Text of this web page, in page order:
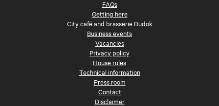
FAQs
Getting here
City café and brasserie Dudok
Business events
Vacancies
Privacy policy
House rules
Technical information
Press room
Contact
Disclaimer